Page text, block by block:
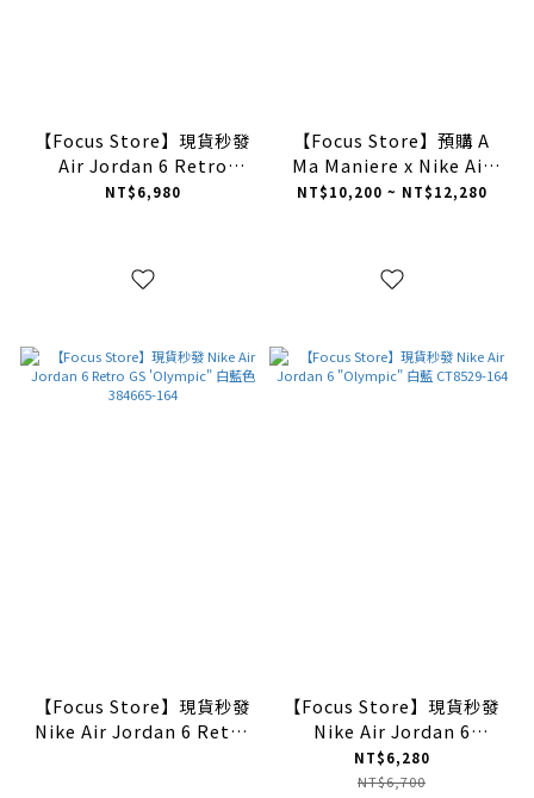
【Focus Store】現貨秒發
Air Jordan 6 Retro
"Infrared Salesman" 黑
NT$6,980
【Focus Store】預購 A
Ma Maniere x Nike Air
Jordan 6 Retro "Smoky
NT$10,200 ~ NT$12,280
【Focus Store】現貨秒發
Nike Air Jordan 6 Retro
【Focus Store】現貨秒發
Nike Air Jordan 6
"Olympic" 白藍 CT8529-
164
NT$6,280
NT$6,700